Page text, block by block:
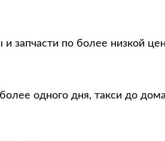
и запчасти по более низкой
одного дня, такси до